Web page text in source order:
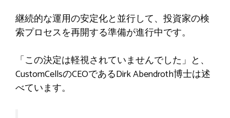
継続的な運用の安定化と並行して、投資家の検
索プロセスを再開する準備が進行中です。
「この決定は軽視されていませんでした」と、
CustomCellsのCEOであるDirk Abendroth博士は述
べています。